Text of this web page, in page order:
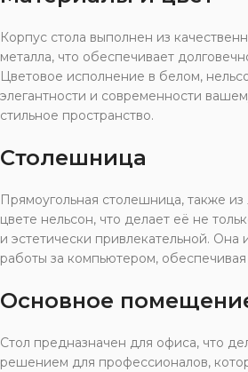
Корпус стола выполнен из
металла, что обеспечивает
Цветовое исполнение в белом,
элегантности и современности
стильное пространство.
Столешница
Прямоугольная столешница, также
цвете нельсон, что делает её не
и эстетически привлекательной. Она
работы за компьютером, обеспечивая
Основное
Стол предназначен для офиса, что
решением для профессионалов,